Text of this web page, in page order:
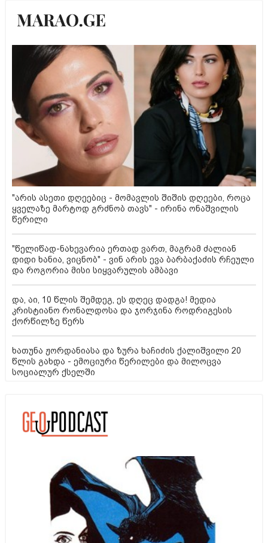
"არის ასეთი დღეებიც - მომავლის შიშის დღეები, როცა
ყველაზე მარტოდ გრძნობ თავს" - ირინა ონაშვილის
წერილი
"წელიწად-ნახევარია ერთად ვართ, მაგრამ ძალიან
დიდი ხანია, ვიცნობ" - ვინ არის ევა ბარბაქაძის რჩეული
და როგორია მისი სიყვარულის ამბავი
და, აი, 10 წლის შემდეგ, ეს დღეც დადგა! მედია
კრისტიანო რონალდოსა და ჯორჯინა როდრიგესის
ქორწილზე წერს
ხათუნა ჟორდანიასა და ზურა ხაჩიძის ქალიშვილი 20
წლის გახდა - ემოციური წერილები და მილოცვა
სოციალურ ქსელში